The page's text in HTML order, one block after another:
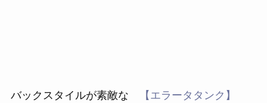
バックスタイルが素敵な 【エラータタンク】